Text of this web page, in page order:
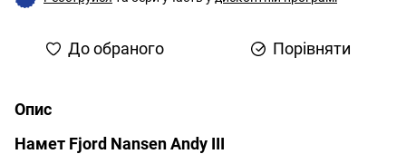
До обраного Порівняти
Опис
Намет Fjord Nansen Andy III